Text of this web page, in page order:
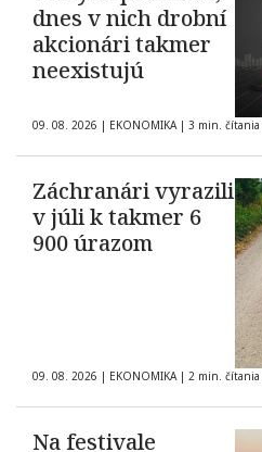
dnes v nich drobní
akcionári takmer
neexistujú
09. 08. 2026 | EKONOMIKA | 3 min. čítania
Záchranári vyrazili
v júli k takmer 6
900 úrazom
09. 08. 2026 | EKONOMIKA | 2 min. čítania
Na festivale